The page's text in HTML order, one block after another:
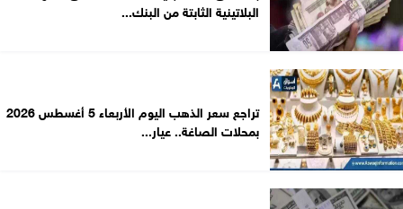
البلاتينية الثابتة من البنك...
تراجع سعر الذهب اليوم الأربعاء 5 أغسطس 2026
بمحلات الصاغة.. عيار...